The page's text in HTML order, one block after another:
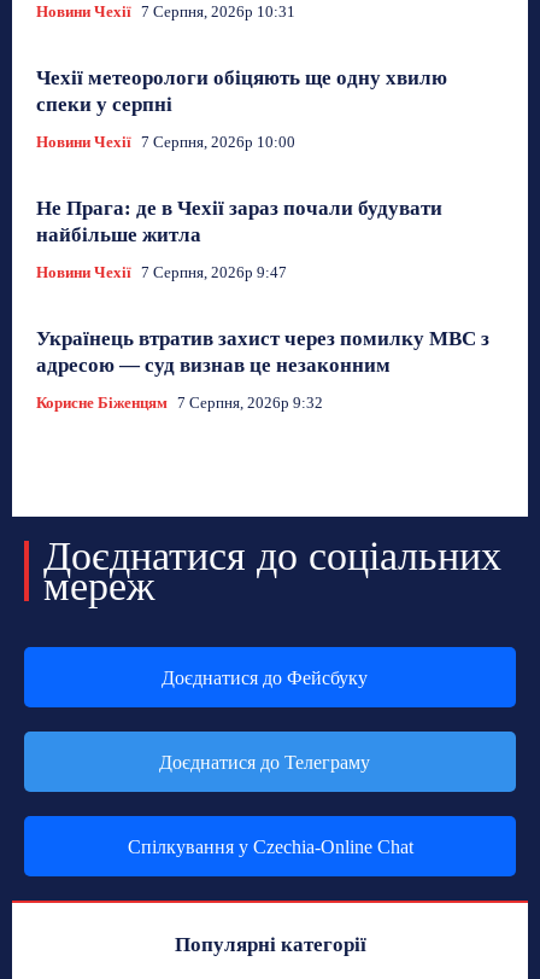
Новини Чехії 7 Серпня, 2026р 10:31
Чехії метеорологи обіцяють ще одну хвилю
спеки у серпні
Новини Чехії 7 Серпня, 2026р 10:00
Не Прага: де в Чехії зараз почали будувати
найбільше житла
Новини Чехії 7 Серпня, 2026р 9:47
Українець втратив захист через помилку МВС з
адресою — суд визнав це незаконним
Корисне Біженцям 7 Серпня, 2026р 9:32
Доєднатися до соціальних
мереж
Доєднатися до Фейсбуку
Доєднатися до Телеграму
Спілкування у Czechia-Online Chat
Популярні категорії